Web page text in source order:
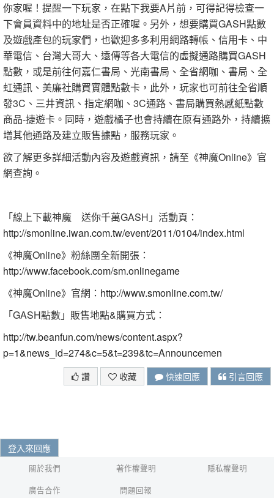
你家喔！提醒一下玩家，在點下我要A片前，可得記得檢查一
下會員資料中的地址是否正確喔。另外，想要購買GASH點數
及遊戲產包的玩家們，也歡迎多多利用網路轉帳、信用卡、中
華電信、台灣大哥大、遠傳等各大電信的虛擬通路購買GASH
點數，或是前往何嘉仁書局、光南書局、全省網咖、書局、全
虹通訊、美廉社購買實體點數卡，此外，玩家也可前往全省順
發3C、三井資訊、指定網咖、3C通路、書局購買熱感紙點數
商品-捷遊卡。同時，遊戲橘子也會持續在原有通路外，持續擴
增其他通路及建立販售據點，服務玩家。
欲了解更多詳細活動內容及遊戲資訊，請至《神魔Online》官
網查詢。
「線上下載神魔 送你千萬GASH」活動頁：
http://smonline.iwan.com.tw/event/2011/0104/index.html
《神魔Online》粉絲團全新開張：
http://www.facebook.com/sm.onlinegame
《神魔Online》官網： http://www.smonline.com.tw/
「GASH點數」販售地點&購買方式：
http://tw.beanfun.com/news/content.aspx?
p=1&news_id=274&c=5&t=239&tc=Announcemen
讚 收藏 快速回應 引言回應
登入來回應
關於我們 著作權聲明
隱私權聲明
廣告合作
問題回報